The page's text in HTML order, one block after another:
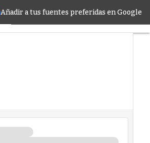
Añadir a tus fuentes preferidas en Google